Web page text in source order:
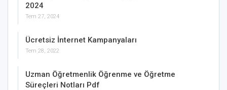
2024
Tem 27, 2024
Ücretsiz İnternet Kampanyaları
Tem 28, 2022
Uzman Öğretmenlik Öğrenme ve Öğretme
Süreçleri Notları Pdf